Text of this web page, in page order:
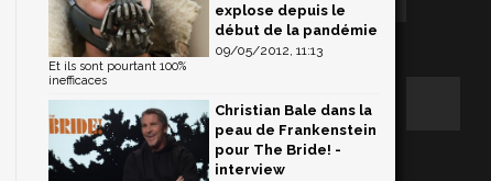
explose depuis le
début de la pandémie
09/05/2012, 11:13
Et ils sont pourtant 100%
inefficaces
Christian Bale dans la
peau de Frankenstein
pour The Bride! -
interview